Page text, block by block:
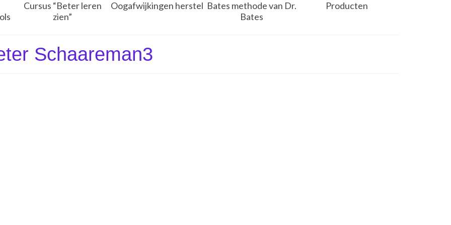
Cursus “Beter leren
zien”
Oogafwijkingen herstel Bates methode van Dr.
Bates
Producten
Schaareman3